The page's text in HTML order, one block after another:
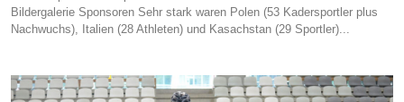
Bildergalerie Sponsoren Sehr stark waren Polen (53 Kadersportler plus
Nachwuchs), Italien (28 Athleten) und Kasachstan (29 Sportler)...